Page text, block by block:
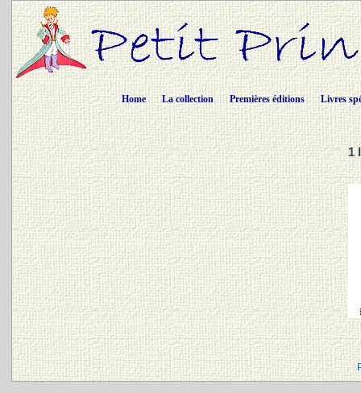
Home La collection Premières éditions Livres
1